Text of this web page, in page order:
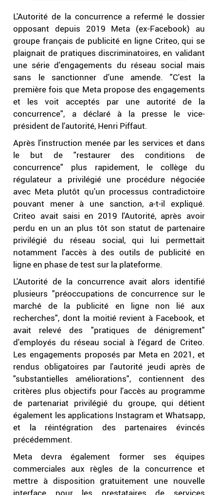
L'Autorité de la concurrence a refermé le dossier
opposant depuis 2019 Meta (ex-Facebook) au
groupe français de publicité en ligne Criteo, qui se
plaignait de pratiques discriminatoires, en validant
une série d'engagements du réseau social mais
sans le sanctionner d'une amende. "C'est la
première fois que Meta propose des engagements
et les voit acceptés par une autorité de la
concurrence", a déclaré à la presse le vice-
président de l'autorité, Henri Piffaut.
Après l'instruction menée par les services et dans
le but de "restaurer des conditions de
concurrence" plus rapidement, le collège du
régulateur a privilégié une procédure négociée
avec Meta plutôt qu'un processus contradictoire
pouvant mener à une sanction, a-t-il expliqué.
Criteo avait saisi en 2019 l'Autorité, après avoir
perdu en un an plus tôt son statut de partenaire
privilégié du réseau social, qui lui permettait
notamment l'accès à des outils de publicité en
ligne en phase de test sur la plateforme.
L'Autorité de la concurrence avait alors identifié
plusieurs "préoccupations de concurrence sur le
marché de la publicité en ligne non lié aux
recherches", dont la moitié revient à Facebook, et
avait relevé des "pratiques de dénigrement"
d'employés du réseau social à l'égard de Criteo.
Les engagements proposés par Meta en 2021, et
rendus obligatoires par l'autorité jeudi après de
"substantielles améliorations", contiennent des
critères plus objectifs pour l'accès au programme
de partenariat privilégié du groupe, qui détient
également les applications Instagram et Whatsapp,
et la réintégration des partenaires évincés
précédemment.
Meta devra également former ses équipes
commerciales aux règles de la concurrence et
mettre à disposition gratuitement une nouvelle